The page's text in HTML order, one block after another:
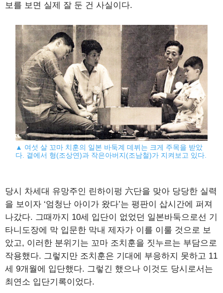
보를 보면 실제 잘 둔 건 사실이다.
▲ 여섯 살 꼬마 치훈의 일본 바둑계 데뷔는 크게 주목을 받았
다. 곁에서 형(조상연)과 작은아버지(조남철)가 지켜보고 있다.
당시 차세대 유망주인 린하이펑 六단을 맞아 당당한 실력
을 보이자 ‘엄청난 아이가 왔다’는 평판이 삽시간에 퍼져
나갔다. 그때까지 10세 입단이 없었던 일본바둑으로선 기
타니도장에 막 입문한 막내 제자가 이를 이룰 것으로 보
았고, 이러한 분위기는 꼬마 조치훈을 짓누르는 부담으로
작용했다. 그렇지만 조치훈은 기대에 부응하지 못하고 11
세 9개월에 입단했다. 그렇긴 했으나 이것도 당시로서는
최연소 입단기록이었다.